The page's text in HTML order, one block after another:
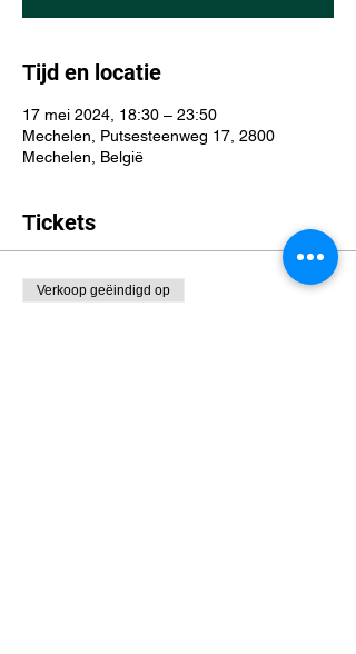
Tijd en locatie
17 mei 2024, 18:30 – 23:50
Mechelen, Putsesteenweg 17, 2800
Mechelen, België
Tickets
Verkoop geëindigd op